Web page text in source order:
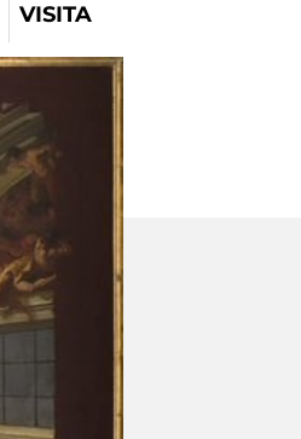
VISITA